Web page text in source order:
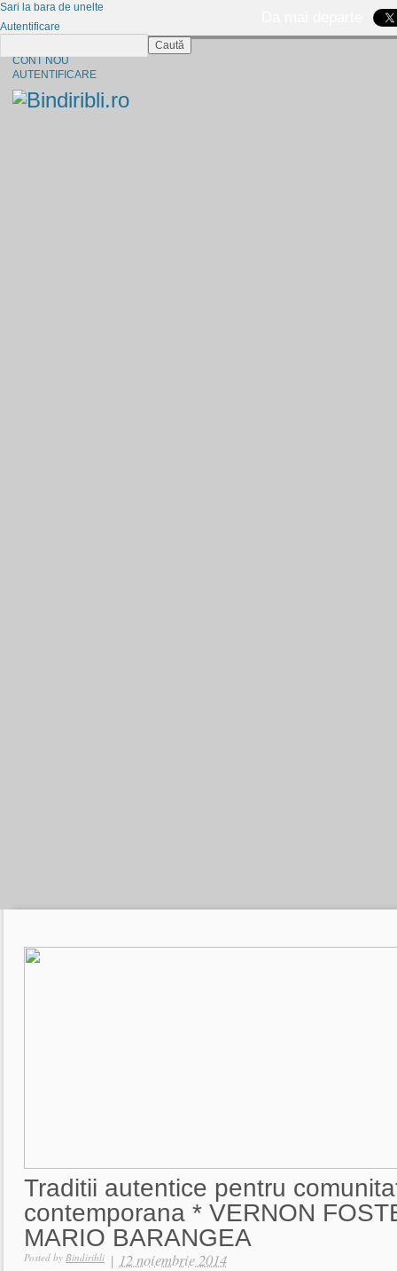
CONT NOU
AUTENTIFICARE
Traditii autentice pentru
contemporana * VERNON
MARIO BARANGEA
Posted by Bindiribli | 12 noiembrie 2014
Sari la bara de unelte
Autentificare
Caută